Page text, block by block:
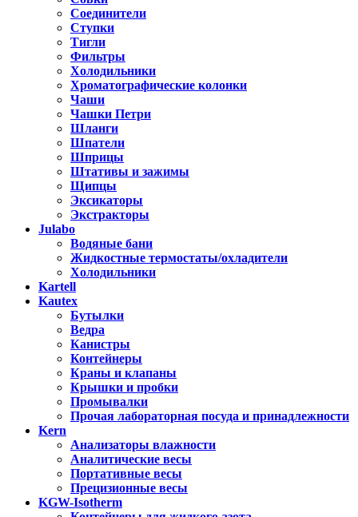
Соединители
Ступки
Тигли
Фильтры
Холодильники
Хроматографические колонки
Чаши
Чашки Петри
Шланги
Шпатели
Шприцы
Штативы и зажимы
Щипцы
Эксикаторы
Экстракторы
Julabo
Водяные бани
Жидкостные термостаты/охладители
Холодильники
Kartell
Kautex
Бутылки
Ведра
Канистры
Контейнеры
Краны и клапаны
Крышки и пробки
Промывалки
Прочая лабораторная посуда и принадлежности
Kern
Анализаторы влажности
Аналитические весы
Портативные весы
Прецизионные весы
KGW-Isotherm